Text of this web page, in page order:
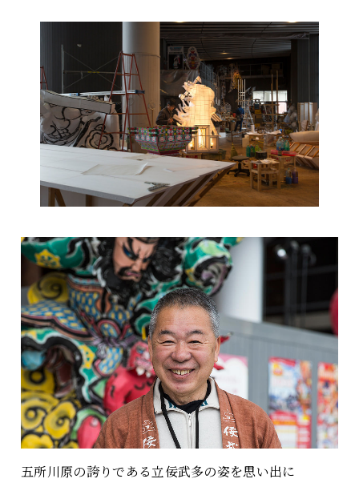
五所川原の誇りである立佞武多の姿を思い出に